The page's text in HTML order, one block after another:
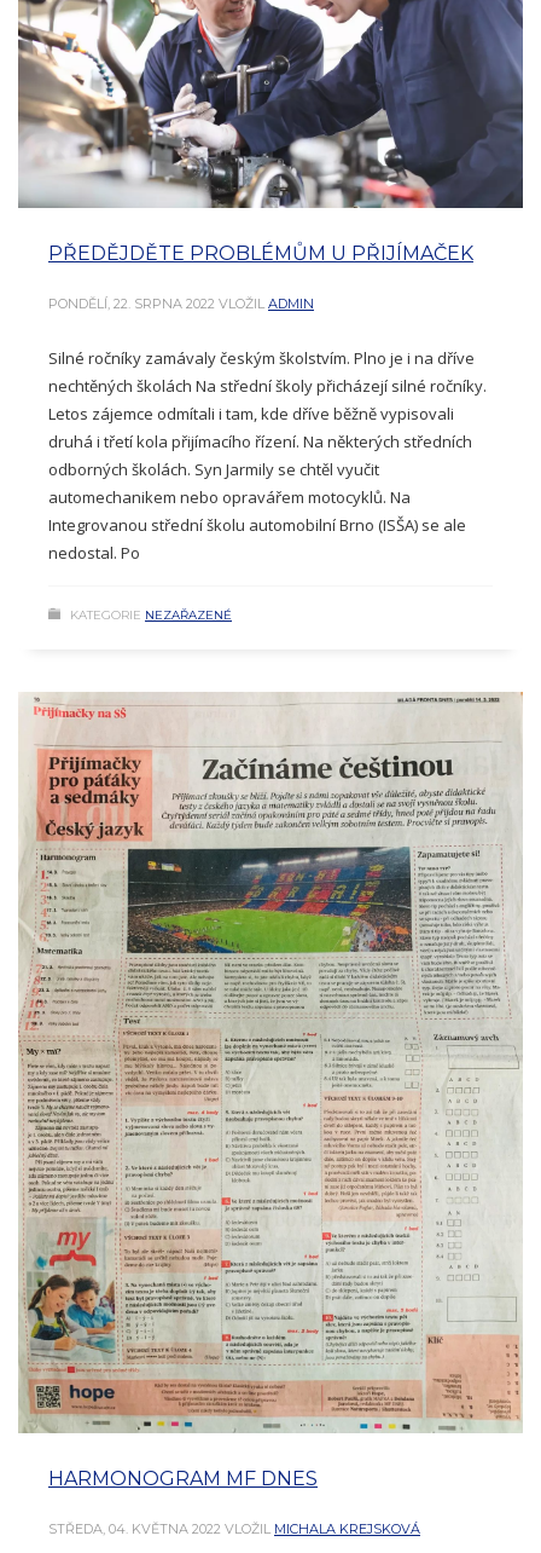
PŘEDĚJDĚTE PROBLÉMŮM U PŘIJÍMAČEK
PONDĚLÍ, 22. SRPNA 2022 VLOŽIL ADMIN
Silné ročníky zamávaly českým školstvím. Plno je i na dříve
nechtěných školách Na střední školy přicházejí silné ročníky.
Letos zájemce odmítali i tam, kde dříve běžně vypisovali
druhá i třetí kola přijímacího řízení. Na některých středních
odborných školách. Syn Jarmily se chtěl vyučit
automechanikem nebo opravářem motocyklů. Na
Integrovanou střední školu automobilní Brno (ISŠA) se ale
nedostal. Po
KATEGORIE NEZAŘAZENÉ
HARMONOGRAM MF DNES
STŘEDA, 04. KVĚTNA 2022 VLOŽIL MICHALA KREJSKOVÁ